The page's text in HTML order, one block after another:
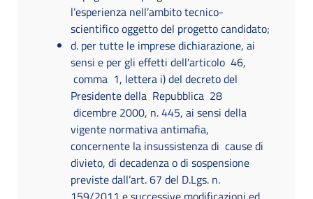
l’esperienza nell’ambito tecnico-
scientifico oggetto del progetto candidato;
d. per tutte le imprese dichiarazione, ai
sensi e per gli effetti dell'articolo 46,
comma 1, lettera i) del decreto del
Presidente della Repubblica 28
dicembre 2000, n. 445, ai sensi della
vigente normativa antimafia,
concernente la insussistenza di cause di
divieto, di decadenza o di sospensione
previste dall’art. 67 del D.Lgs. n.